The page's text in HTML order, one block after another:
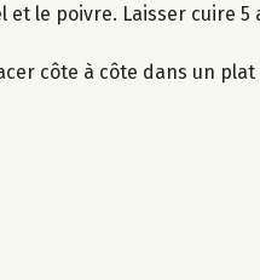
le poivre. Laisser cuire
côte à côte dans un